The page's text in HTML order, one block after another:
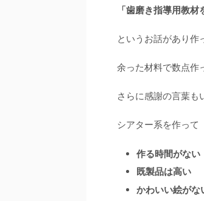
「歯磨き指導用教材
というお話があり作
余った材料で数点
さらに感謝の言葉
シアター系を作っ
作る時間がない
既製品は高い
かわいい絵がな